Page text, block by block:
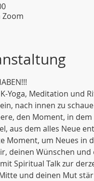
Zoom
Yoga, Meditation und
nach innen zu
den Moment, in
aus dem alles Neue
Moment, um Neues in
deinen Wünschen
Spiritual Talk zur
und deinen Mut